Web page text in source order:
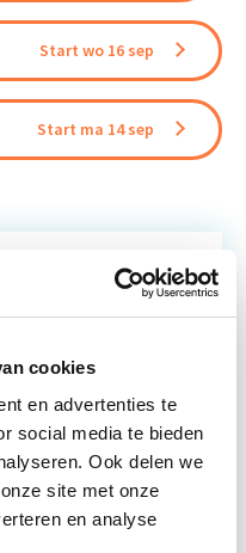
cookies
en advertenties te
social media te bieden
Ook delen we
site met onze
en analyse
Start wo 16 sep
Start ma 14 sep
Vastgoed- &
om integraal
en/of te
in vastgoed